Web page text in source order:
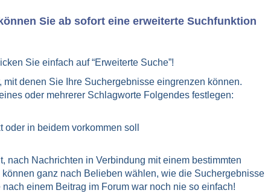
Sie ab sofort eine erweiterte Suchfunktion
Sie einfach auf “Erweiterte Suche”!
denen Sie Ihre Suchergebnisse eingrenzen können.
oder mehrerer Schlagworte Folgendes festlegen:
in beidem vorkommen soll
nach Nachrichten in Verbindung mit einem bestimmten
ganz nach Belieben wählen, wie die Suchergebnisse
einem Beitrag im Forum war noch nie so einfach!